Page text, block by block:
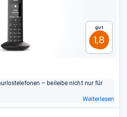
Gut
1,8
– bei­leibe nicht nur für
Weiterlesen